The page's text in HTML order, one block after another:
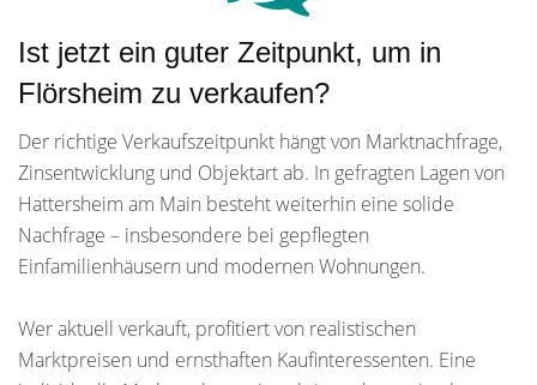
Ist jetzt ein guter Zeitpunkt, um in
Flörsheim zu verkaufen?
Der richtige Verkaufszeitpunkt hängt von Marktnachfrage,
Zinsentwicklung und Objektart ab. In gefragten Lagen von
Hattersheim am Main besteht weiterhin eine solide
Nachfrage – insbesondere bei gepflegten
Einfamilienhäusern und modernen Wohnungen.
Wer aktuell verkauft, profitiert von realistischen
Marktpreisen und ernsthaften Kaufinteressenten. Eine